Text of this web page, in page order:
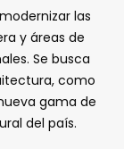
las
y áreas de
Se busca
como
gama de
del país.